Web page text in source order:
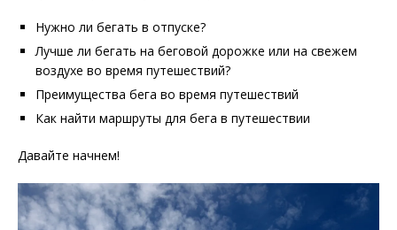
Нужно ли бегать в отпуске?
Лучше ли бегать на беговой дорожке или на свежем
воздухе во время путешествий?
Преимущества бега во время путешествий
Как найти маршруты для бега в путешествии
Давайте начнем!